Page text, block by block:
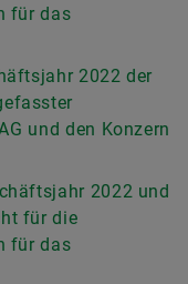
für das
2022 der
und den Konzern
2022 und
für die
für das